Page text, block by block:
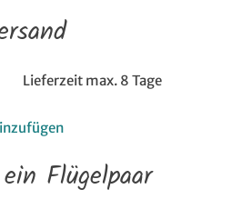
Lieferzeit max. 8 Tage
Flügelpaar